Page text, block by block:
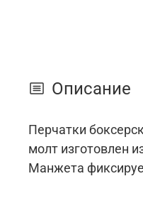
Описание
Перчатки
молт изготовлен
Манжета